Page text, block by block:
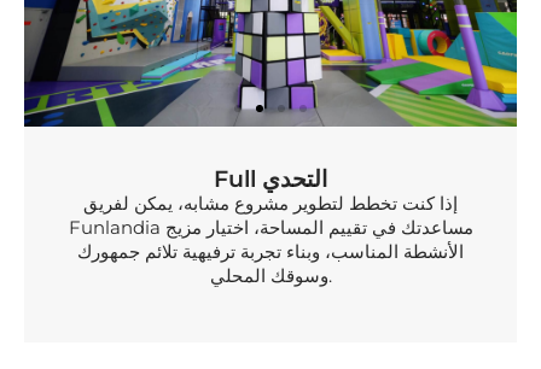
Full التحدي
إذا كنت تخطط لتطوير مشروع مشابه، يمكن لفريق
Funlandia مساعدتك في تقييم المساحة، اختيار مزيج
الأنشطة المناسب، وبناء تجربة ترفيهية تلائم جمهورك
وسوقك المحلي.